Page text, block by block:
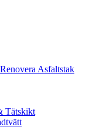
Asfaltstak
Tätskikt